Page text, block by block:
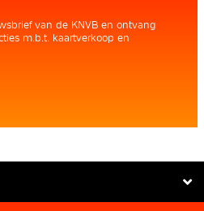
van de KNVB en ontvang
m.b.t. kaartverkoop en